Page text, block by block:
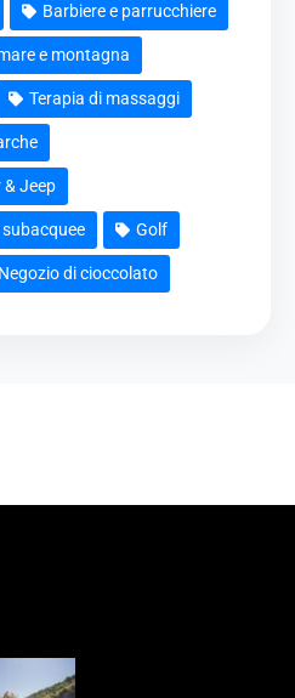
Barbiere e parrucchiere
e montagna
Terapia di massaggi
& Jeep
Golf
Negozio di cioccolato